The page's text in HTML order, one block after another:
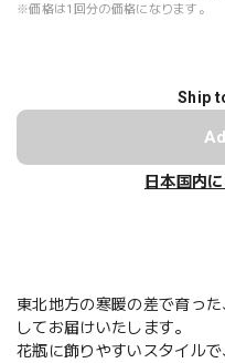
※価格は1回分の価格になります。
Ship
日本国内
東北地方の寒暖の差で育っ
してお届けいたします。
花瓶に飾りやすいスタイル